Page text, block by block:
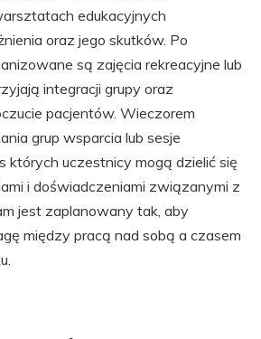
edukacyjnych
oraz jego skutków. Po
są zajęcia rekreacyjne lub
integracji grupy oraz
pacjentów. Wieczorem
grup wsparcia lub sesje
których uczestnicy mogą dzielić się
i doświadczeniami związanymi z
jest zaplanowany tak, aby
między pracą nad sobą a czasem